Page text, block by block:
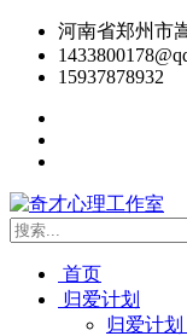
河南省郑州市
15937878932
首页
归爱计划
归爱计